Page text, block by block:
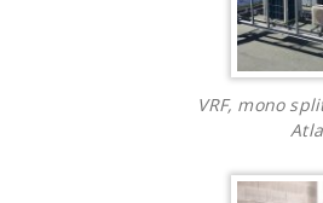
VRF, mono